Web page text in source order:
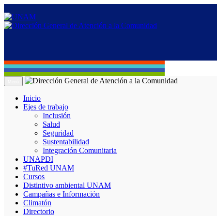
Inicio
Ejes de trabajo
Inclusión
Salud
Seguridad
Sustentabilidad
Integración Comunitaria
UNAPDI
#TuRed UNAM
Cursos
Distintivo ambiental UNAM
Campañas e Información
Climatón
Directorio